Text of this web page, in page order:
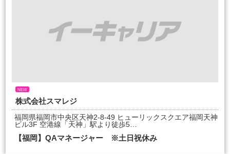
NEW
株式会社スマレジ
福岡県福岡市中央区天神2-8-49 ヒューリックスクエア福岡天神
ビル3F 空港線「天神」駅より徒歩5…
【福岡】QAマネージャー ※土日祝休み